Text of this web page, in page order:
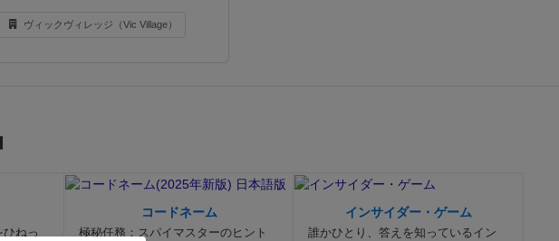
ヴィックヴィレッジ（Vic Village）
ねっ
コードネーム
極秘任務：スパイマスターのヒント
インサイダー・ゲーム
誰かひとり、答えを知っているイン